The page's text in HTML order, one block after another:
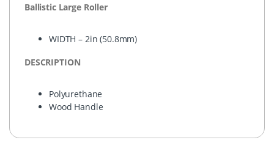
Ballistic Large Roller
WIDTH – 2in (50.8mm)
DESCRIPTION
Polyurethane
Wood Handle